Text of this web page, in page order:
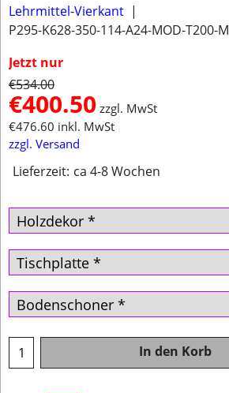
Lehrmittel-Vierkant
P295-K628-350-114-A24-MOD-T200-
Jetzt nur
€534.00
€400.50 zzgl. MwSt
€476.60 inkl. MwSt
zzgl. Versand
Lieferzeit: ca 4-8 Wochen
In den Korb